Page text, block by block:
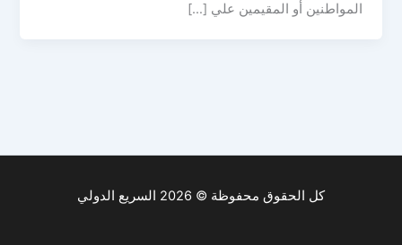
المواطنين أو المقيمين علي […]
كل الحقوق محفوظة © 2026 السريع الدولي